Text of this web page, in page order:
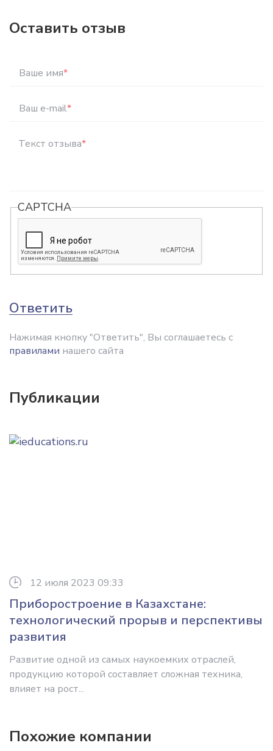
Оставить отзыв
Ваше имя*
Ваш e-mail*
Текст отзыва*
CAPTCHA
Ответить
Нажимая кнопку "Ответить", Вы соглашаетесь с
правилами нашего сайта
Публикации
12 июля 2023 09:33
Приборостроение в Казахстане:
технологический прорыв и перспективы
развития
Развитие одной из самых наукоемких отраслей,
продукцию которой составляет сложная техника,
влияет на рост...
Похожие компании